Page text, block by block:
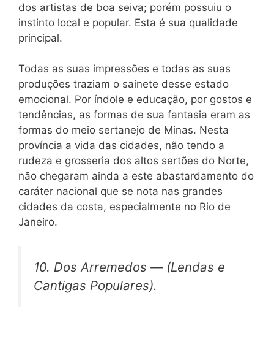
dos artistas de boa seiva; porém possuiu o
instinto local e popular. Esta é sua qualidade
principal.
Todas as suas impressões e todas as suas
produções traziam o sainete desse estado
emocional. Por índole e educação, por gostos e
tendências, as formas de sua fantasia eram as
formas do meio sertanejo de Minas. Nesta
província a vida das cidades, não tendo a
rudeza e grosseria dos altos sertões do Norte,
não chegaram ainda a este abastardamento do
caráter nacional que se nota nas grandes
cidades da costa, especialmente no Rio de
Janeiro.
10. Dos Arremedos — (Lendas e
Cantigas Populares).